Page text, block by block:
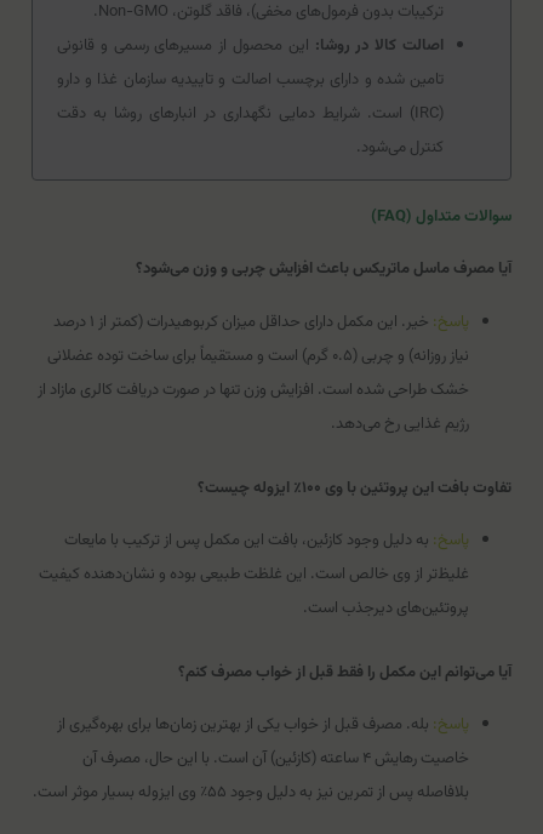
ترکیبات بدون فرمول‌های مخفی)، فاقد گلوتن، Non-GMO.
اصالت کالا در روشا: این محصول از مسیرهای رسمی و قانونی
تامین شده و دارای برچسب اصالت و تاییدیه سازمان غذا و دارو
(IRC) است. شرایط دمایی نگهداری در انبارهای روشا به دقت
کنترل می‌شود.
سوالات متداول (FAQ)
آیا مصرف ماسل ماتریکس باعث افزایش چربی و وزن می‌شود؟
پاسخ:
خیر. این مکمل دارای حداقل میزان کربوهیدرات (کمتر از ۱ درصد
نیاز روزانه) و چربی (۰.۵ گرم) است و مستقیماً برای ساخت توده عضلانی
خشک طراحی شده است. افزایش وزن تنها در صورت دریافت کالری مازاد از
رژیم غذایی رخ می‌دهد.
تفاوت بافت این پروتئین با وی ۱۰۰٪ ایزوله چیست؟
پاسخ: به دلیل وجود کازئین، بافت این مکمل پس از ترکیب با مایعات
غلیظ‌تر از وی خالص است. این غلظت طبیعی بوده و نشان‌دهنده کیفیت
پروتئین‌های دیرجذب است.
آیا می‌توانم این مکمل را فقط قبل از خواب مصرف کنم؟
پاسخ: بله. مصرف قبل از خواب یکی از بهترین زمان‌ها برای بهره‌گیری از
خاصیت رهایش ۴ ساعته (کازئین) آن است. با این حال، مصرف آن
بلافاصله پس از تمرین نیز به دلیل وجود ۵۵٪ وی ایزوله بسیار موثر است.